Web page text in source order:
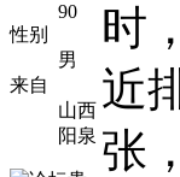
90
性别
男
来自
山西
阳泉
时
近
张